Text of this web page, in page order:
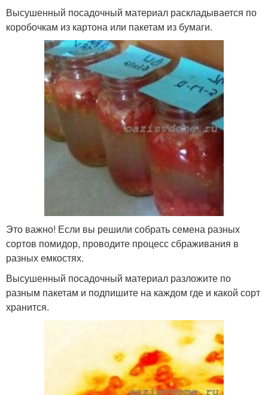
Высушенный посадочный материал раскладывается по
коробочкам из картона или пакетам из бумаги.
Это важно! Если вы решили собрать семена разных
сортов помидор, проводите процесс сбраживания в
разных емкостях.
Высушенный посадочный материал разложите по
разным пакетам и подпишите на каждом где и какой сорт
хранится.